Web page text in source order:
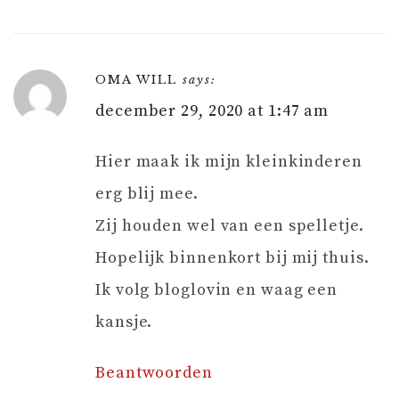
OMA WILL says:
december 29, 2020 at 1:47 am
Hier maak ik mijn kleinkinderen
erg blij mee.
Zij houden wel van een spelletje.
Hopelijk binnenkort bij mij thuis.
Ik volg bloglovin en waag een
kansje.
Beantwoorden